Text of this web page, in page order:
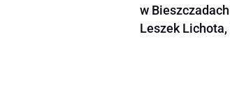
w
Leszek